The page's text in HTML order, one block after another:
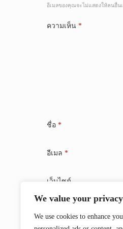
We value your privacy
We use cookies to enhance
อีเมลของคุณจะไม่แสดงให้คนอื่น
ความเห็น *
ชื่อ *
อีเมล *
เว็บไซต์
บันทึกชื่อ, อีเมล แล